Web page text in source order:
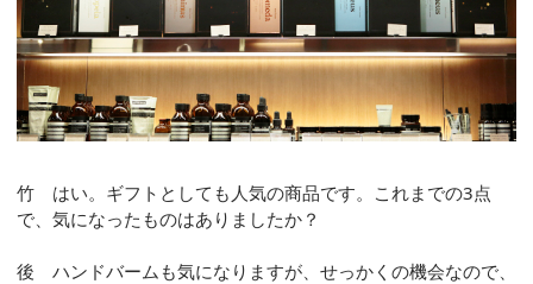
竹 はい。ギフトとしても人気の商品です。これまでの3点
で、気になったものはありましたか？
後 ハンドバームも気になりますが、せっかくの機会なので、